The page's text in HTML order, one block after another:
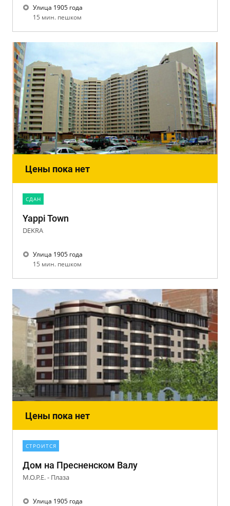
Улица 1905 года
15 мин. пешком
Цены пока нет
CДАН
Yappi Town
DEKRA
Улица 1905 года
15 мин. пешком
Цены пока нет
СТРОИТСЯ
Дом на Пресненском Валу
М.О.Р.Е. - Плаза
Улица 1905 года